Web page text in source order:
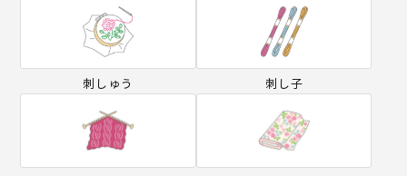
刺しゅう 刺し子